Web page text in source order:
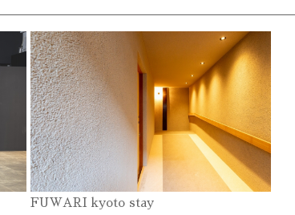
FUWARI kyoto stay